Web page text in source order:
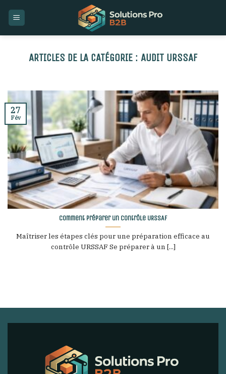
AUDIT URSSAF
Comment préparer un contrôle URSSAF
Maîtriser les étapes clés pour une préparation efficace au
contrôle URSSAF Se préparer à un [...]
27
Fév